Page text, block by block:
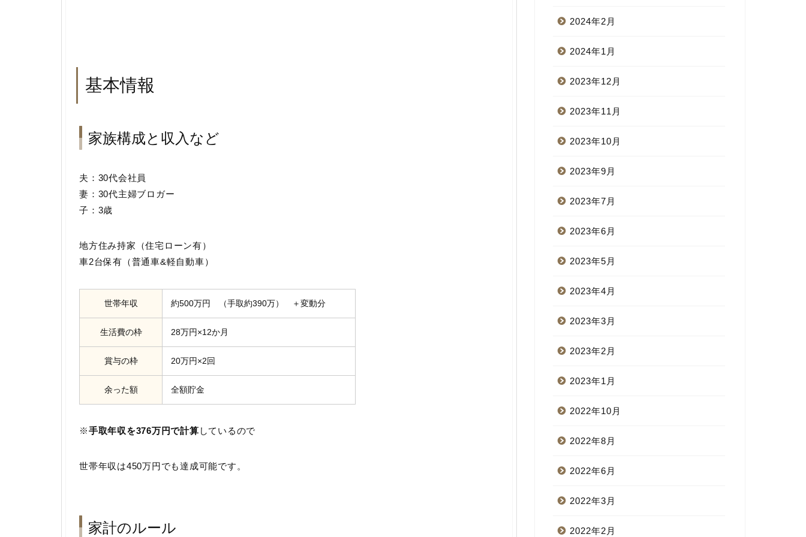
基本情報
家族構成と収入など
夫：30代会社員
妻：30代主婦ブロガー
子：3歳
地方住み持家（住宅ローン有）
車2台保有（普通車&軽自動車）
世帯年収 約500万円 （手取約390万） ＋変動分
生活費の枠 28万円×12か月
賞与の枠 20万円×2回
余った額 全額貯金
※手取年収を376万円で計算 しているので
世帯年収は450万円でも達成可能です。
家計のルール
2024年2月
2024年1月
2023年12月
2023年11月
2023年10月
2023年9月
2023年7月
2023年6月
2023年5月
2023年4月
2023年3月
2023年2月
2023年1月
2022年10月
2022年8月
2022年6月
2022年3月
2022年2月